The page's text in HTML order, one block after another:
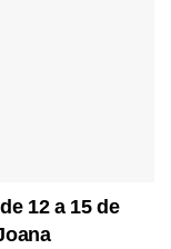
12 a 15 de